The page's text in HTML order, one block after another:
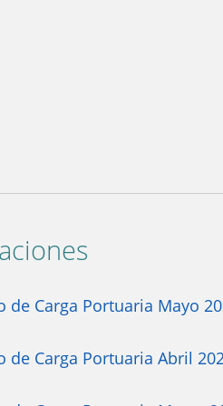
Carga Portuaria Mayo
Carga Portuaria Abril